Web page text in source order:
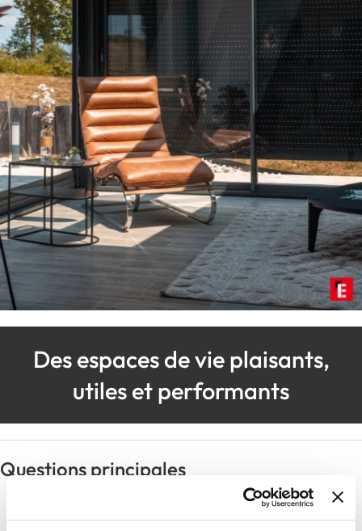
Des espaces de vie plaisants,
utiles et performants
Questions principales